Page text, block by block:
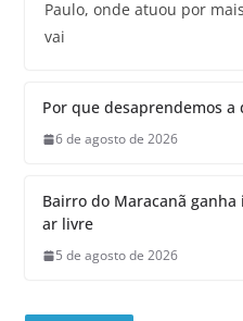
Paulo, onde atuou por
vai
Por que desaprendemos a
6 de agosto de 2026
Bairro do Maracanã
ar livre
5 de agosto de 2026